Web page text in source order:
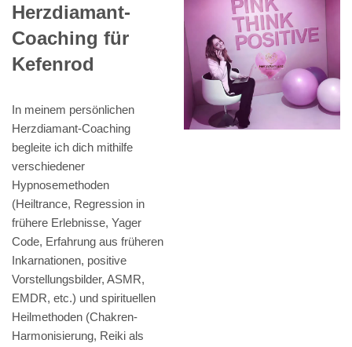
Herzdiamant-
Coaching für
Kefenrod
In meinem persönlichen
Herzdiamant-Coaching
begleite ich dich mithilfe
verschiedener
Hypnosemethoden
(Heiltrance, Regression in
frühere Erlebnisse, Yager
Code, Erfahrung aus früheren
Inkarnationen, positive
Vorstellungsbilder, ASMR,
EMDR, etc.) und spirituellen
Heilmethoden (Chakren-
Harmonisierung, Reiki als